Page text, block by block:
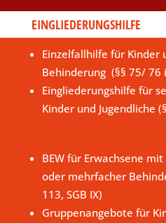
EINGLIEDERUNGSHILFE
Einzelfallhilfe für Kinder
Behinderung (§§ 75/ 76
Eingliederungshilfe für
Kinder und Jugendliche
BEW für Erwachsene
oder mehrfacher
113, SGB IX)
Gruppenangebote für